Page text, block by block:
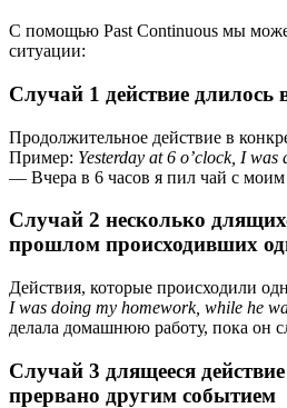
С помощью Past Continuous мы
ситуации:
Случай 1 действие
Продолжительное действие в
Пример: Yesterday at 6 o’clock, I
— Вчера в 6 часов я пил чай с моим
Случай 2 несколько
прошлом происходивших
Действия, которые происходили
I was doing my homework, while he
делала домашнюю работу, пока он
Случай 3 длящееся
прервано другим событием